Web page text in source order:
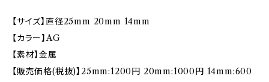
【サイズ】直径25mm 20mm 14mm
【カラー】AG
【素材】金属
【販売価格(税抜)】25mm:1200円 20mm:1000円 14mm:600